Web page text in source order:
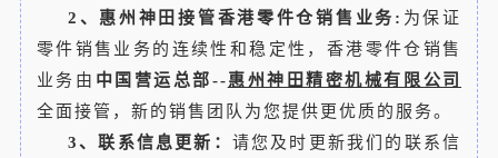
2、 惠州 神田接管香港零件仓销售业务: 为保证
零件销售业务的连续性和稳定性，香港零件仓销售
业务由 中国营运总部--惠州神田精密机械有限公司
全面接管，新的销售团队为您提供更优质的服务。
3、联系信息更新： 请您及时更新我们的联系信